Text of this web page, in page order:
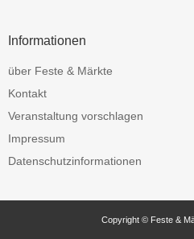
Informationen
über Feste & Märkte
Kontakt
Veranstaltung vorschlagen
Impressum
Datenschutzinformationen
Copyright © Feste &